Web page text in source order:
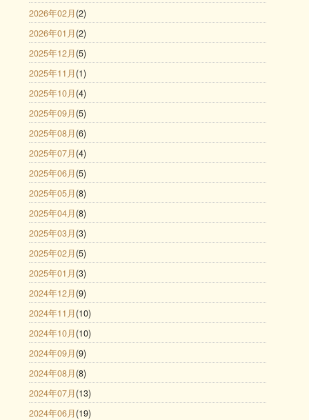
2026年02月 (2)
2026年01月 (2)
2025年12月 (5)
2025年11月 (1)
2025年10月 (4)
2025年09月 (5)
2025年08月 (6)
2025年07月 (4)
2025年06月 (5)
2025年05月 (8)
2025年04月 (8)
2025年03月 (3)
2025年02月 (5)
2025年01月 (3)
2024年12月 (9)
2024年11月 (10)
2024年10月 (10)
2024年09月 (9)
2024年08月 (8)
2024年07月 (13)
2024年06月 (19)